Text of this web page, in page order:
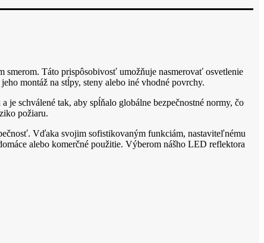
Táto prispôsobivosť umožňuje nasmerovať osvetlenie
montáž na stĺpy, steny alebo iné vhodné povrchy.
schválené tak, aby spĺňalo globálne bezpečnostné normy, čo
požiaru.
Vďaka svojim sofistikovaným funkciám, nastaviteľnému
alebo komerčné použitie. Výberom nášho LED reflektora